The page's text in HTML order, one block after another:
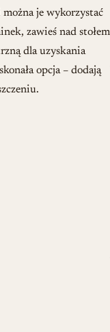
je wykorzystać
zawieś nad stołem
dla uzyskania
opcja – dodają